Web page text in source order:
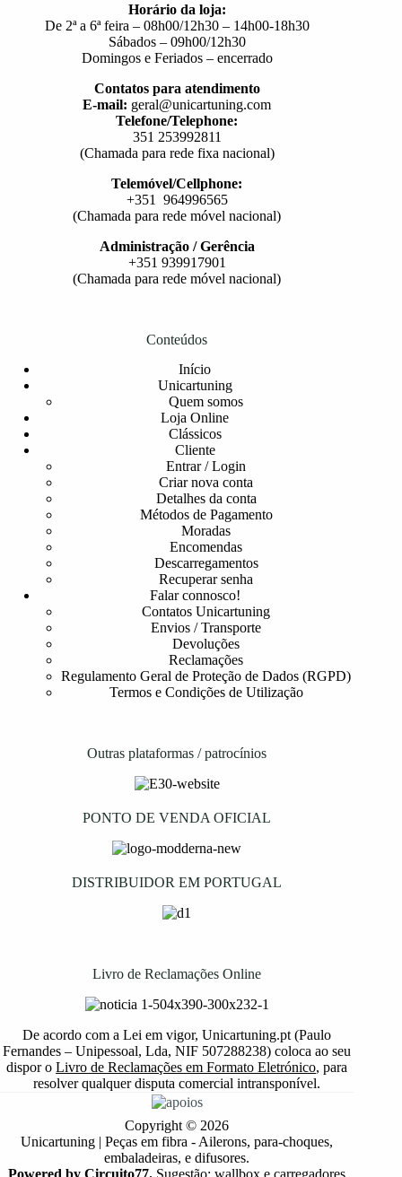
Horário da loja:
De 2ª a 6ª feira – 08h00/12h30 – 14h00-18h30
Sábados – 09h00/12h30
Domingos e Feriados – encerrado
Contatos para atendimento
E-mail: geral@unicartuning.com
Telefone/Telephone:
351 253992811
(Chamada para rede fixa nacional)
Telemóvel/Cellphone:
+351 964996565
(Chamada para rede móvel nacional)
Administração / Gerência
+351 939917901
(Chamada para rede móvel nacional)
Conteúdos
Início
Unicartuning
Quem somos
Loja Online
Clássicos
Cliente
Entrar / Login
Criar nova conta
Detalhes da conta
Métodos de Pagamento
Moradas
Encomendas
Descarregamentos
Recuperar senha
Falar connosco!
Contatos Unicartuning
Envios / Transporte
Devoluções
Reclamações
Regulamento Geral de Proteção de Dados (RGPD)
Termos e Condições de Utilização
Outras plataformas / patrocínios
PONTO DE VENDA OFICIAL
DISTRIBUIDOR EM PORTUGAL
Livro de Reclamações Online
De acordo com a Lei em vigor, Unicartuning.pt (Paulo
Fernandes – Unipessoal, Lda, NIF 507288238) coloca ao seu
dispor oLivro de Reclamações em Formato Eletrónico, para
resolver qualquer disputa comercial intransponível.
Copyright © 2026
Unicartuning | Peças em fibra - Ailerons, para-choques,
embaladeiras, e difusores.
Powered by Circuito77. Sugestão: wallbox e carregadores